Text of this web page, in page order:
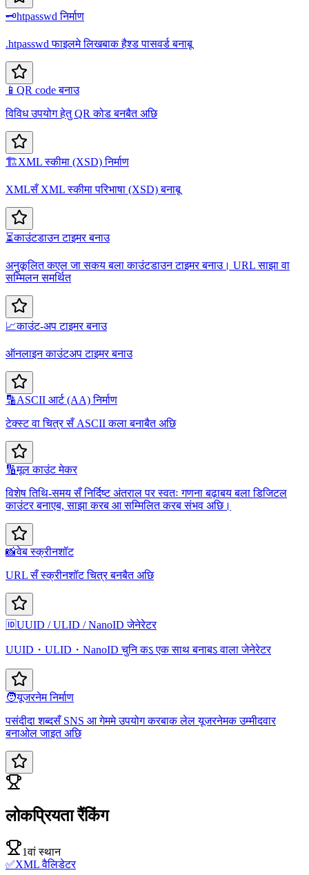
🗝️htpasswd निर्माण
.htpasswd फाइलमे लिखबाक हैश्ड पासवर्ड बनाबू
📱 QR code बनाउ
विविध उपयोग हेतु QR कोड बनबैत अछि
🏗️XML स्कीमा (XSD) निर्माण
XMLसँ XML स्कीमा परिभाषा (XSD) बनाबू
⏳काउंटडाउन टाइमर बनाउ
अनुकूलित कएल जा सकय बला काउंटडाउन टाइमर बनाउ। URL साझा वा
सम्मिलन समर्थित
📈काउंट-अप टाइमर बनाउ
ऑनलाइन काउंटअप टाइमर बनाउ
🔡ASCII आर्ट (AA) निर्माण
टेक्स्ट वा चित्र सँ ASCII कला बनाबैत अछि
🔢मूल काउंट मेकर
विशेष तिथि-समय सँ निर्दिष्ट अंतराल पर स्वतः गणना बढ़ाबय बला डिजिटल
काउंटर बनाएब, साझा करब आ सम्मिलित करब संभव अछि।
📸वेब स्क्रीनशॉट
URL सँ स्क्रीनशॉट चित्र बनबैत अछि
🆔UUID / ULID / NanoID जेनेरेटर
UUID・ULID・NanoID चुनि कऽ एक साथ बनाबऽ वाला जेनेरेटर
🧑यूजरनेम निर्माण
पसंदीदा शब्दसँ SNS आ गेममे उपयोग करबाक लेल यूजरनेमक उम्मीदवार
बनाओल जाइत अछि
लोकप्रियता रैंकिंग
1वां स्थान
✅XML वैलिडेटर